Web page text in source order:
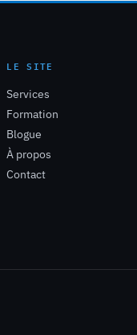
LE SITE
Services
Formation
Blogue
À propos
Contact